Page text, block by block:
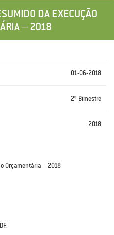
DA EXECUÇÃO
– 2018
01-06-2018
2º Bimestre
2018
Orçamentária – 2018